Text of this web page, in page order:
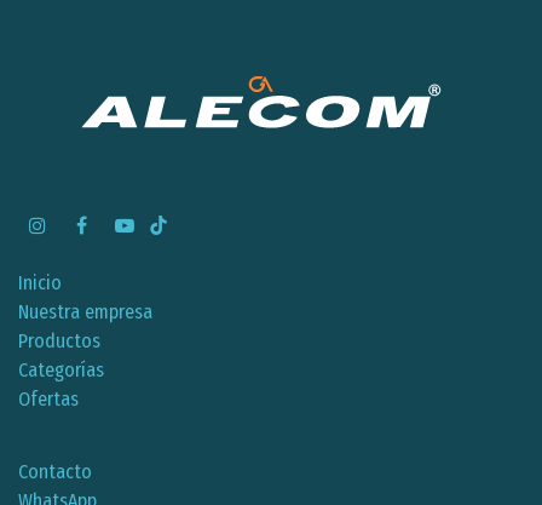
Inicio
Nuestra empresa
Productos
Categorías
Ofertas
Contacto